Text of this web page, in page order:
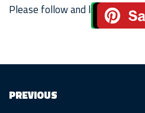
Please follow and like us:
PREVIOUS